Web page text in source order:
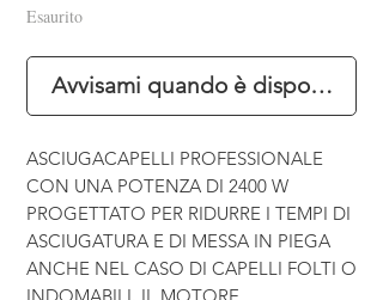
Esaurito
Avvisami quando è disponibile
ASCIUGACAPELLI PROFESSIONALE
CON UNA POTENZA DI 2400 W
PROGETTATO PER RIDURRE I TEMPI DI
ASCIUGATURA E DI MESSA IN PIEGA
ANCHE NEL CASO DI CAPELLI FOLTI O
INDOMABILI. IL MOTORE